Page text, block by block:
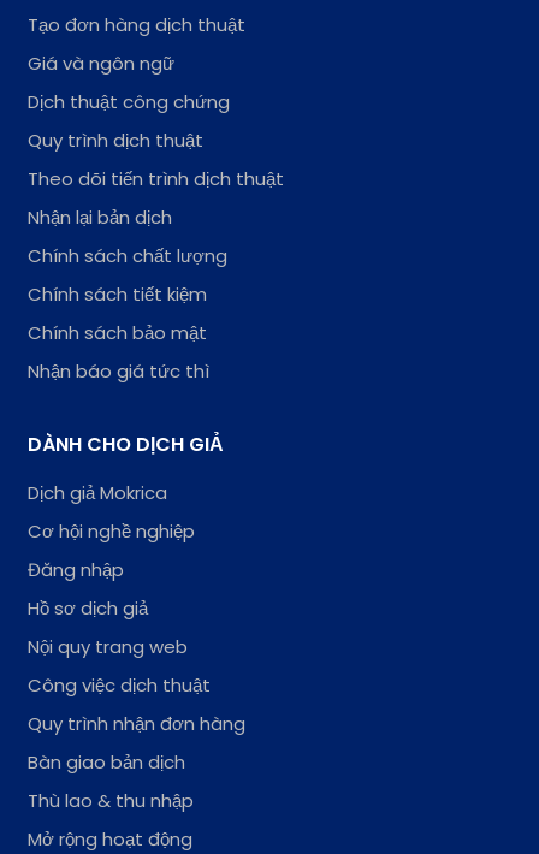
Tạo đơn hàng dịch thuật
Giá và ngôn ngữ
Dịch thuật công chứng
Quy trình dịch thuật
Theo dõi tiến trình dịch thuật
Nhận lại bản dịch
Chính sách chất lượng
Chính sách tiết kiệm
Chính sách bảo mật
Nhận báo giá tức thì
DÀNH CHO DỊCH GIẢ
Dịch giả Mokrica
Cơ hội nghề nghiệp
Đăng nhập
Hồ sơ dịch giả
Nội quy trang web
Công việc dịch thuật
Quy trình nhận đơn hàng
Bàn giao bản dịch
Thù lao & thu nhập
Mở rộng hoạt động